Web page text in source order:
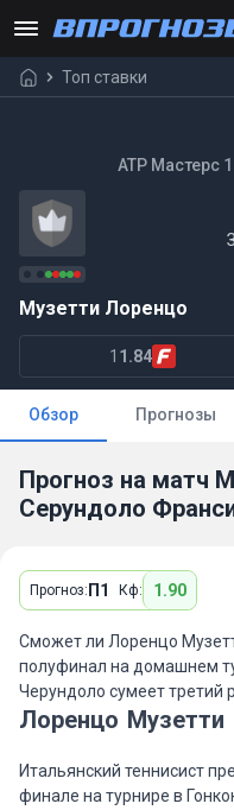
Топ ставки
ATP Мастерс
Музетти Лоренцо
1 1.84
Обзор Прогнозы
Прогноз на матч
Серундоло
Прогноз: П1 Кф: 1.90
Сможет ли Лоренцо
полуфинал на домашнем
Черундоло сумеет третий
Лоренцо Музетти
Итальянский теннисист
финале на турнире в